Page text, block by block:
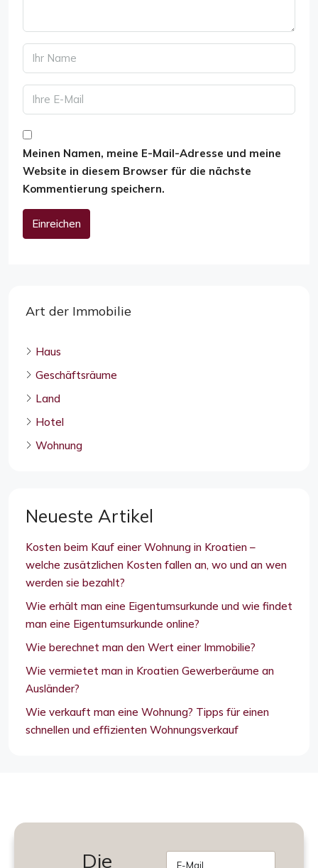
Meinen Namen, meine E-Mail-Adresse und meine
Website in diesem Browser für die nächste
Kommentierung speichern.
Einreichen
Art der Immobilie
Haus
Geschäftsräume
Land
Hotel
Wohnung
Neueste Artikel
Kosten beim Kauf einer Wohnung in Kroatien –
welche zusätzlichen Kosten fallen an, wo und an wen
werden sie bezahlt?
Wie erhält man eine Eigentumsurkunde und wie findet
man eine Eigentumsurkunde online?
Wie berechnet man den Wert einer Immobilie?
Wie vermietet man in Kroatien Gewerberäume an
Ausländer?
Wie verkauft man eine Wohnung? Tipps für einen
schnellen und effizienten Wohnungsverkauf
Die